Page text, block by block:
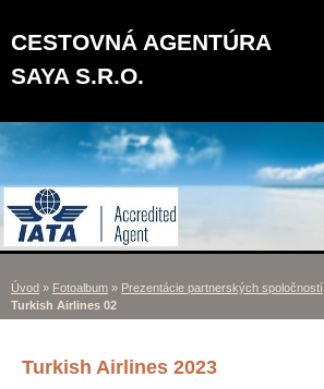
CESTOVNÁ AGENTÚRA
SAYA S.R.O.
Úvod » Fotoalbum » Prezentácie partnerských spoločností
Turkish Airlines 02
Turkish Airlines 2023